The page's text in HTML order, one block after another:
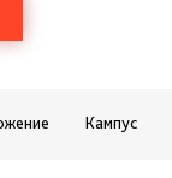
Кампус